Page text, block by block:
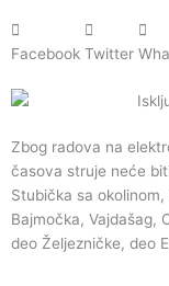
k a
m
Facebook Twitter
Zbog radova na
časova struje neće
Stubička sa
Bajmočka, Vajdašag,
deo Željezničke, deo